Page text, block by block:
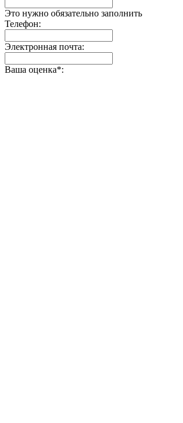
Это нужно обязательно заполнить
Телефон:
Электронная почта:
Ваша оценка*: